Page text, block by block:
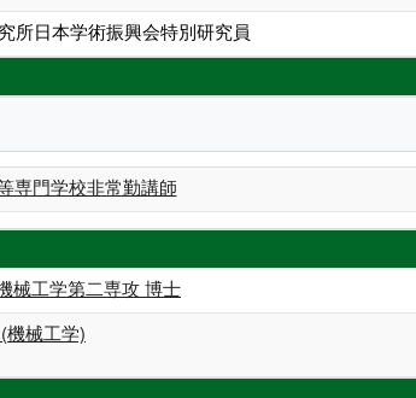
所日本学術振興会特別研究員
専門学校非常勤講師
械工学第二専攻 博士
機械工学)